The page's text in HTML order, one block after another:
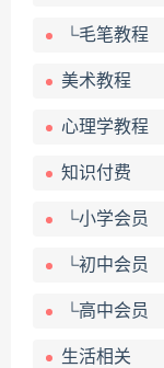
└毛笔教程
美术教程
心理学教程
知识付费
└小学会员
└初中会员
└高中会员
生活相关